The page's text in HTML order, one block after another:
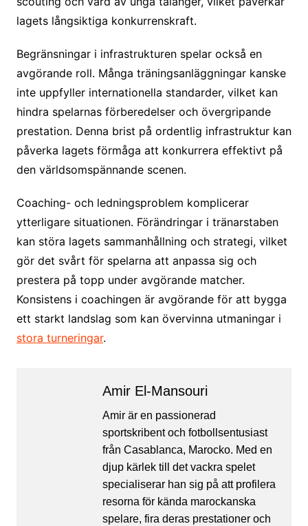
lagets långsiktiga konkurrenskraft.
Begränsningar i infrastrukturen spelar också en
avgörande roll. Många träningsanläggningar kanske
inte uppfyller internationella standarder, vilket kan
hindra spelarnas förberedelser och övergripande
prestation. Denna brist på ordentlig infrastruktur kan
påverka lagets förmåga att konkurrera effektivt på
den världsomspännande scenen.
Coaching- och ledningsproblem komplicerar
ytterligare situationen. Förändringar i tränarstaben
kan störa lagets sammanhållning och strategi, vilket
gör det svårt för spelarna att anpassa sig och
prestera på topp under avgörande matcher.
Konsistens i coachingen är avgörande för att bygga
ett starkt landslag som kan övervinna utmaningar i
stora turneringar.
Amir El-Mansouri
Amir är en passionerad
sportskribent och fotbollsentusiast
från Casablanca, Marocko. Med en
djup kärlek till det vackra spelet
specialiserar han sig på att profilera
resorna för kända marockanska
spelare, fira deras prestationer och